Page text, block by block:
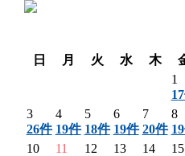
日
月 火 水 木
1
3
26件
4
19件
5
18件
6
19件
7
20件
8
10
11
12
13
14
15